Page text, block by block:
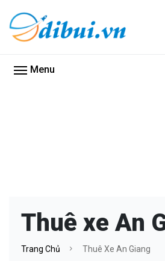
Menu
Thuê xe An
Trang Chủ Thuê Xe An Giang